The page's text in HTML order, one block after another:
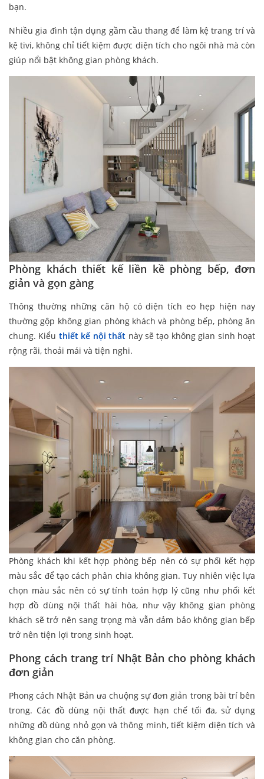
bạn.
Nhiều gia đình tận dụng gầm cầu thang để làm kệ trang trí và
kệ tivi, không chỉ tiết kiệm được diện tích cho ngôi nhà mà còn
giúp nổi bật không gian phòng khách.
Phòng khách thiết kế liền kề phòng bếp, đơn
giản và gọn gàng
Thông thường những căn hộ có diện tích eo hẹp hiện nay
thường gộp không gian phòng khách và phòng bếp, phòng ăn
chung. Kiểu thiết kế nội thất này sẽ tạo không gian sinh hoạt
rộng rãi, thoải mái và tiện nghi.
Phòng khách khi kết hợp phòng bếp nên có sự phối kết hợp
màu sắc để tạo cách phân chia không gian. Tuy nhiên việc lựa
chọn màu sắc nên có sự tính toán hợp lý cũng như phối kết
hợp đồ dùng nội thất hài hòa, như vậy không gian phòng
khách sẽ trở nên sang trọng mà vẫn đảm bảo không gian bếp
trở nên tiện lợi trong sinh hoạt.
Phong cách trang trí Nhật Bản cho phòng khách
đơn giản
Phong cách Nhật Bản ưa chuộng sự đơn giản trong bài trí bên
trong. Các đồ dùng nội thất được hạn chế tối đa, sử dụng
những đồ dùng nhỏ gọn và thông minh, tiết kiệm diện tích và
không gian cho căn phòng.